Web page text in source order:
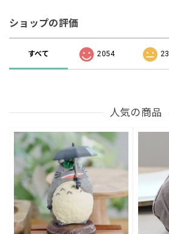
ショップの評価
すべて 2054 23
人気の商品